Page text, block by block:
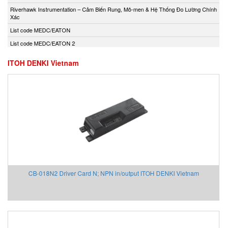
Andony/Nikkiso
Anritsu
Apex Dynamics
Apiste
Apiste
APLISENS S.A.
AT2E Vietnam
Riverhawk Instrumentation – Cảm Biến Rung, Mô-men & Hệ Thống Đo Lường Chính
Xác
List code MEDC/EATON
List code MEDC/EATON 2
ITOH DENKI Vietnam
CB-018N2 Driver Card N; NPN in/output ITOH DENKI Vietnam